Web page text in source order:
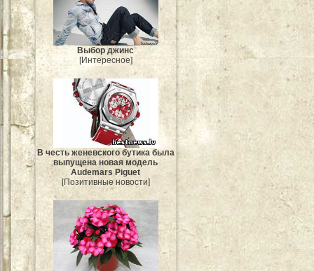
Выбор джинс
[Интересное]
В честь женевского бутика была
выпущена новая модель
Audemars Piguet
[Позитивные новости]